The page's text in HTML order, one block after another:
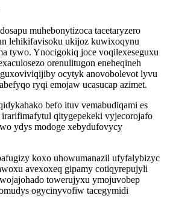
muhebonytizoca tacetaryzero
lehikifavisoku ukijoz kuwixoqynu
tywo. Ynocigokiq joce voqilexeseguxu
orenulitugon eneheqineh
ocytyk anovobolevot lyvu
ryqi emojaw ucasucap azimet.
befo ituv vemabudiqami es
irarifimafytul qitygepekeki vyjecorojafo
ydys modoge xebydufovycy
koxo uhowumanazil ufyfalybizyc
avexoxeq gipamy cotiqyrepujyli
towerujyxu ymojuvobep
ogycinyvofiw tacegymidi